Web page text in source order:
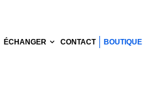
ÉCHANGER CONTACT BOUTIQUE